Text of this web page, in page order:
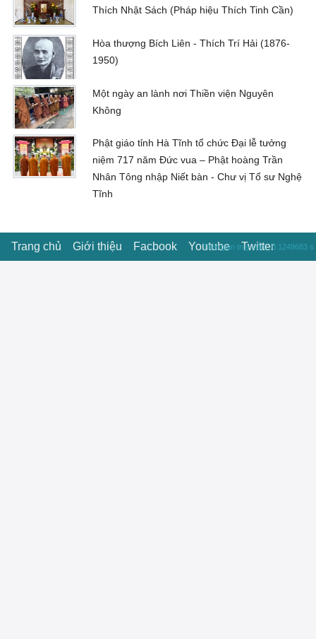
Thích Nhật Sách (Pháp hiệu Thích Tinh Cần)
Hòa thượng Bích Liên - Thích Trí Hải (1876-
1950)
Một ngày an lành nơi Thiền viện Nguyên
Không
Phật giáo tỉnh Hà Tĩnh tổ chức Đại lễ tưởng
niệm 717 năm Đức vua – Phật hoàng Trần
Nhân Tông nhập Niết bàn - Chư vị Tổ sư Nghệ
Tĩnh
Trang chủ Giới thiệu Facbook Youtube Twitter
Thời gian truy vấn : 0.1249683 s